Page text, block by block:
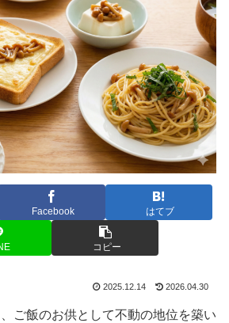
Facebook はてブ
コピー
2025.12.14 2026.04.30
ご飯のお供として不動の地位を築い